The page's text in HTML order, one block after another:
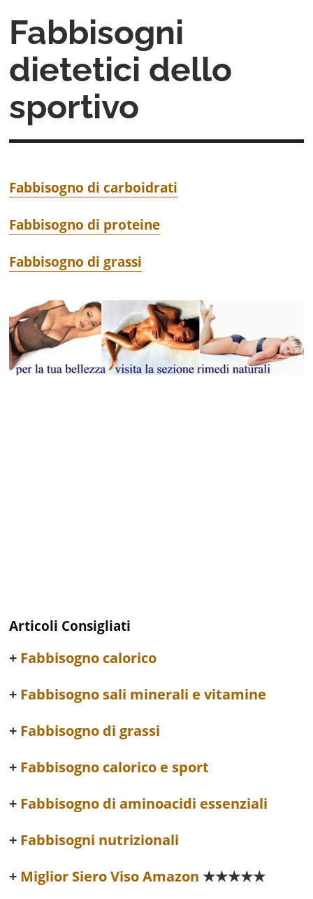
Fabbisogni
dietetici dello
sportivo
Fabbisogno di carboidrati
Fabbisogno di proteine
Fabbisogno di grassi
Articoli Consigliati
Fabbisogno calorico
Fabbisogno sali minerali e vitamine
Fabbisogno di grassi
Fabbisogno calorico e sport
Fabbisogno di aminoacidi essenziali
Fabbisogni nutrizionali
Miglior Siero Viso Amazon ★★★★★